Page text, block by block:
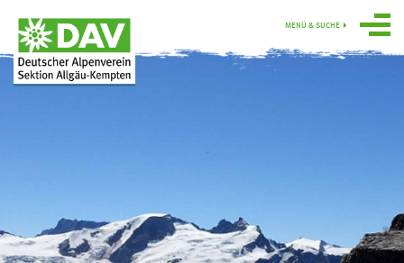
swoboda alpin
MENÜ & SUCHE